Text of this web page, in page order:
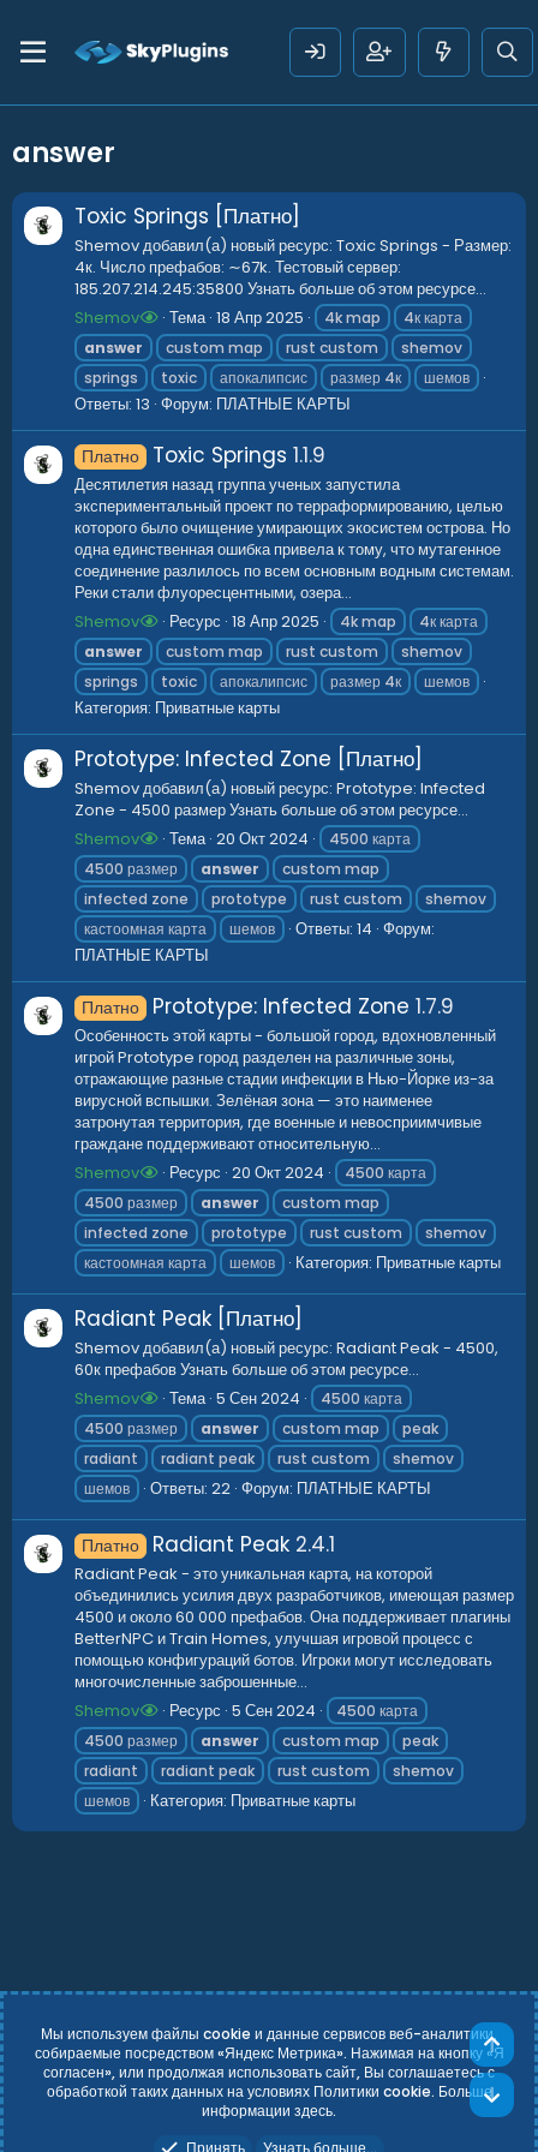
answer
Toxic Springs [Платно]
Shemov добавил(а) новый ресурс: Toxic Springs - Размер:
4к. Число префабов: ∼67k. Тестовый сервер:
185.207.214.245:35800 Узнать больше об этом ресурсе...
Shemov
Тема 18 Апр 2025 4k map
4к карта
answer
custom map rust custom
shemov
springs
toxic апокалипсис размер 4к шемов
Ответы: 13 Форум: ПЛАТНЫЕ КАРТЫ
Платно Toxic Springs 1.1.9
Десятилетия назад группа ученых запустила
экспериментальный проект по терраформированию, целью
которого было очищение умирающих экосистем острова. Но
одна единственная ошибка привела к тому, что мутагенное
соединение разлилось по всем основным водным системам.
Реки стали флуоресцентными, озера...
Shemov
Ресурс 18 Апр 2025 4k map
4к карта
answer
custom map rust custom
shemov
springs
toxic апокалипсис размер 4к шемов
Категория: Приватные карты
Prototype: Infected Zone [Платно]
Shemov добавил(а) новый ресурс: Prototype: Infected
Zone - 4500 размер Узнать больше об этом ресурсе...
Shemov
Тема 20 Окт 2024
4500 карта
4500 размер
answer
custom map
infected zone
prototype rust custom
shemov
кастоомная карта
шемов Ответы: 14 Форум:
ПЛАТНЫЕ КАРТЫ
Платно Prototype: Infected Zone 1.7.9
Особенность этой карты - большой город, вдохновленный
игрой Prototype город разделен на различные зоны,
отражающие разные стадии инфекции в Нью-Йорке из-за
вирусной вспышки. Зелёная зона — это наименее
затронутая территория, где военные и невосприимчивые
граждане поддерживают относительную...
Shemov
Ресурс 20 Окт 2024
4500 карта
4500 размер
answer
custom map
infected zone
prototype rust custom
shemov
кастоомная карта
шемов Категория: Приватные карты
Radiant Peak [Платно]
Shemov добавил(а) новый ресурс: Radiant Peak - 4500,
60к префабов Узнать больше об этом ресурсе...
Shemov
Тема 5 Сен 2024
4500 карта
4500 размер
answer custom map
peak
radiant
radiant peak rust custom
shemov
шемов
Ответы: 22 Форум: ПЛАТНЫЕ КАРТЫ
Платно Radiant Peak 2.4.1
Radiant Peak - это уникальная карта, на которой
объединились усилия двух разработчиков, имеющая размер
4500 и около 60 000 префабов. Она поддерживает плагины
BetterNPC и Train Homes, улучшая игровой процесс с
помощью конфигураций ботов. Игроки могут исследовать
многочисленные заброшенные...
Shemov
Ресурс 5 Сен 2024
4500 карта
4500 размер
answer custom map
peak
radiant
radiant peak rust custom
shemov
шемов
Категория: Приватные карты
Russian (RU)
Условия и правила
Политика конфиденциальности
Справка Главная
R
Мы используем файлы cookie и данные сервисов веб-аналитики,
собираемые посредством «Яндекс Метрика». Нажимая на кнопку «Я
согласен», или продолжая использовать сайт, Вы соглашаетесь с
обработкой таких данных на условиях Политики cookie. Больше
информации здесь.
Принять
Узнать больше...